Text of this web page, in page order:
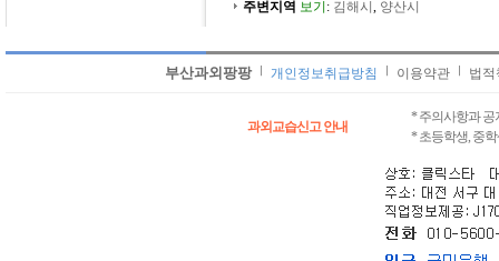
주변지역 보기 : 김해시 , 양산시
부산과외팡팡 개인정보취급방침 이용약관 법
과외교습신고 안내
* 주의사항과 공
* 초등학생, 중